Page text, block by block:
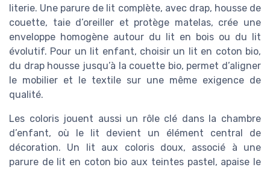
literie. Une parure de lit complète, avec drap, housse de
couette, taie d’oreiller et protège matelas, crée une
enveloppe homogène autour du lit en bois ou du lit
évolutif. Pour un lit enfant, choisir un lit en coton bio,
du drap housse jusqu’à la couette bio, permet d’aligner
le mobilier et le textile sur une même exigence de
qualité.
Les coloris jouent aussi un rôle clé dans la chambre
d’enfant, où le lit devient un élément central de
décoration. Un lit aux coloris doux, associé à une
parure de lit en coton bio aux teintes pastel, apaise le